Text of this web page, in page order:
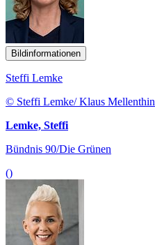
Bildinformationen
Steffi Lemke
© Steffi Lemke/ Klaus Mellenthin
Lemke, Steffi
Bündnis 90/Die Grünen
()